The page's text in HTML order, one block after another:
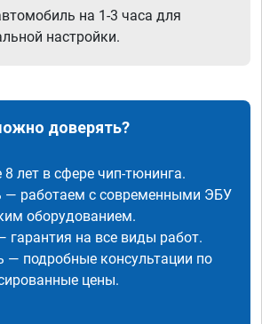
на 1-3 часа для
настройки.
доверять?
лет в сфере чип-тюнинга.
— работаем с современными ЭБУ
оборудованием.
гарантия на все виды работ.
— подробные консультации по
цены.